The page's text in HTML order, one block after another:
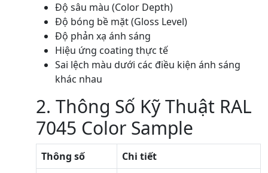
Độ sâu màu (Color Depth)
Độ bóng bề mặt (Gloss Level)
Độ phản xạ ánh sáng
Hiệu ứng coating thực tế
Sai lệch màu dưới các điều kiện ánh sáng
khác nhau
2. Thông Số Kỹ Thuật RAL
7045 Color Sample
Thông số
Chi tiết